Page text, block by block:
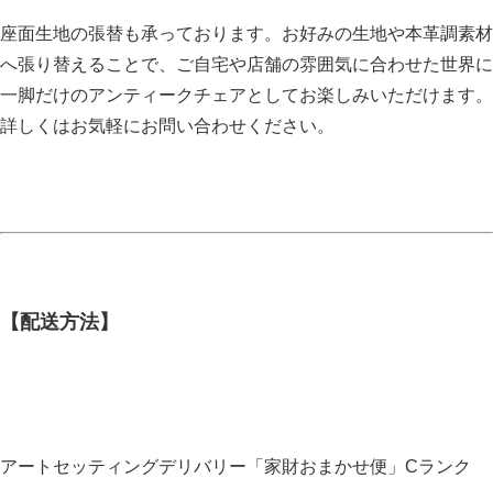
座面生地の張替も承っております。お好みの生地や本革調素材
へ張り替えることで、ご自宅や店舗の雰囲気に合わせた世界に
一脚だけのアンティークチェアとしてお楽しみいただけます。
詳しくはお気軽にお問い合わせください。
【配送方法】
アートセッティングデリバリー「家財おまかせ便」Cランク